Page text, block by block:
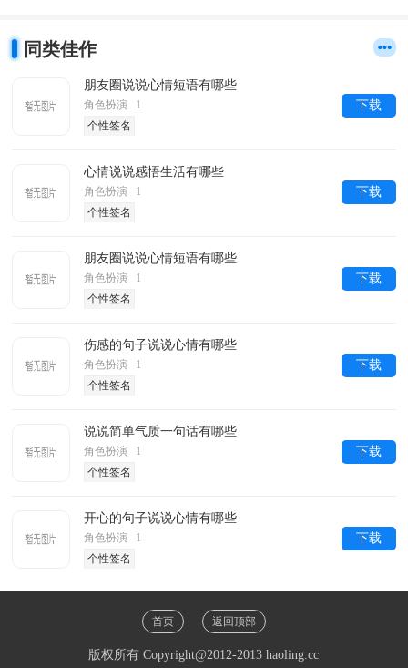
同类佳作
朋友圈说说心情短语有哪些
角色扮演 1
个性签名
下载
心情说说感悟生活有哪些
角色扮演 1
个性签名
下载
朋友圈说说心情短语有哪些
角色扮演 1
个性签名
下载
伤感的句子说说心情有哪些
角色扮演 1
个性签名
下载
说说简单气质一句话有哪些
角色扮演 1
个性签名
下载
开心的句子说说心情有哪些
角色扮演 1
个性签名
下载
首页 返回顶部
版权所有 Copyright@2012-2013 haoling.cc